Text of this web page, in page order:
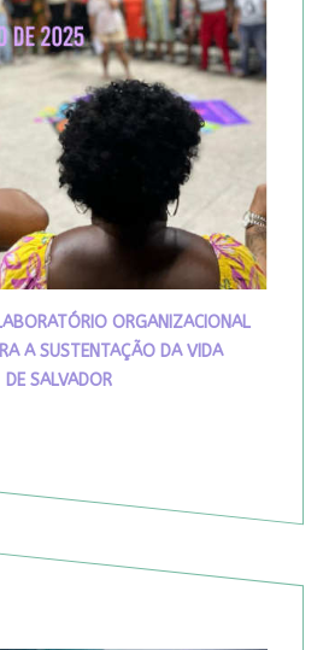
ORGANIZACIONAL
A SUSTENTAÇÃO DA VIDA
DE SALVADOR